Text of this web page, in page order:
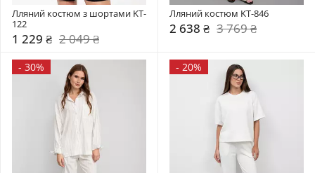
Лляний костюм з шортами KT-
122
1 229 ₴ 2 049 ₴
Лляний костюм KT-846
2 638 ₴ 3 769 ₴
- 30% - 20%